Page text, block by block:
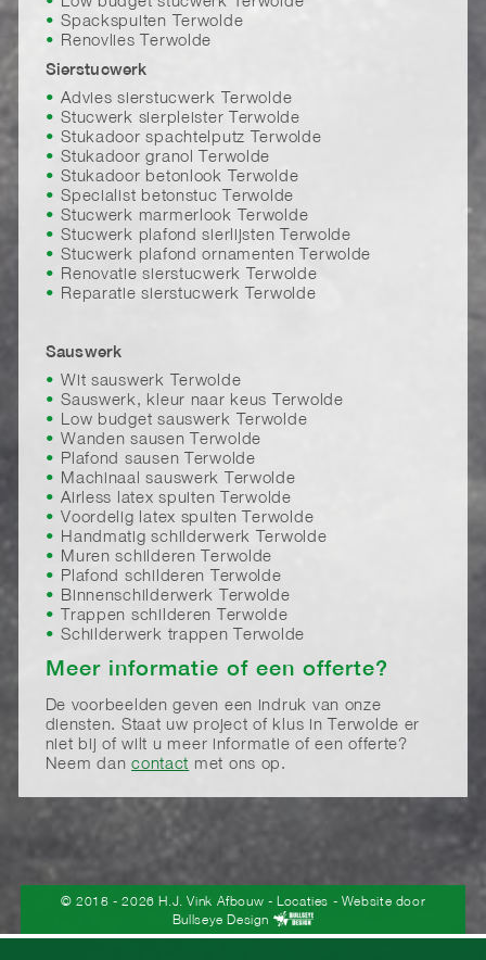
Spackspuiten Terwolde
Renovlies Terwolde
Sierstucwerk
Advies sierstucwerk Terwolde
Stucwerk sierpleister Terwolde
Stukadoor spachtelputz Terwolde
Stukadoor granol Terwolde
Stukadoor betonlook Terwolde
Specialist betonstuc Terwolde
Stucwerk marmerlook Terwolde
Stucwerk plafond sierlijsten Terwolde
Stucwerk plafond ornamenten Terwolde
Renovatie sierstucwerk Terwolde
Reparatie sierstucwerk Terwolde
Sauswerk
Wit sauswerk Terwolde
Sauswerk, kleur naar keus Terwolde
Low budget sauswerk Terwolde
Wanden sausen Terwolde
Plafond sausen Terwolde
Machinaal sauswerk Terwolde
Airless latex spuiten Terwolde
Voordelig latex spuiten Terwolde
Handmatig schilderwerk Terwolde
Muren schilderen Terwolde
Plafond schilderen Terwolde
Binnenschilderwerk Terwolde
Trappen schilderen Terwolde
Schilderwerk trappen Terwolde
Meer informatie of een offerte?
De voorbeelden geven een indruk van onze
diensten. Staat uw project of klus in Terwolde er
niet bij of wilt u meer informatie of een offerte?
Neem dancontact met ons op.
© 2018 - 2026 H.J. Vink Afbouw - Locaties - Website door
Bullseye Design